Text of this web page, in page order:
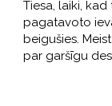
Tiesa, laiki,
pagatavoto
beigušies.
par garšīgu